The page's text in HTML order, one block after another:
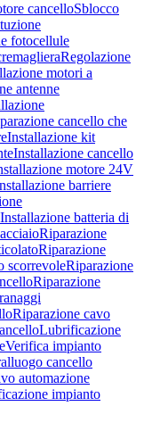
cancelloSblocco
fotocellule
Regolazione
motori a
antenne
cancello che
Installazione kit
Installazione cancello
motore 24V
barriere
Installazione batteria di
Riparazione
Riparazione
scorrevoleRiparazione
Riparazione
Riparazione cavo
Lubrificazione
Verifica impianto
cancello
automazione
impianto